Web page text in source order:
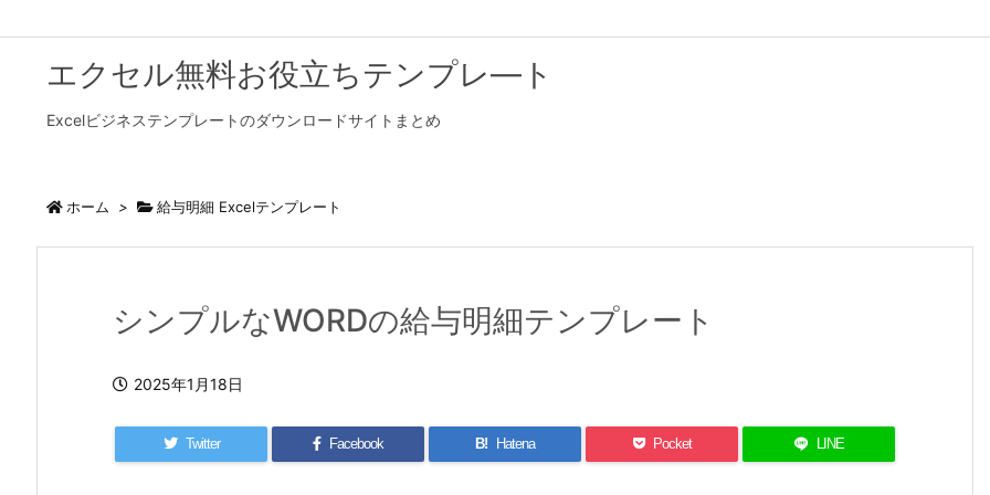
エクセル無料お役立ちテンプレ―ト
Excelビジネステンプレートのダウンロードサイトまとめ
ホーム > 給与明細 Excelテンプレート
シンプルなWORDの給与明細テンプレート
2025年1月18日
Twitter Facebook B! Hatena Pocket LINE